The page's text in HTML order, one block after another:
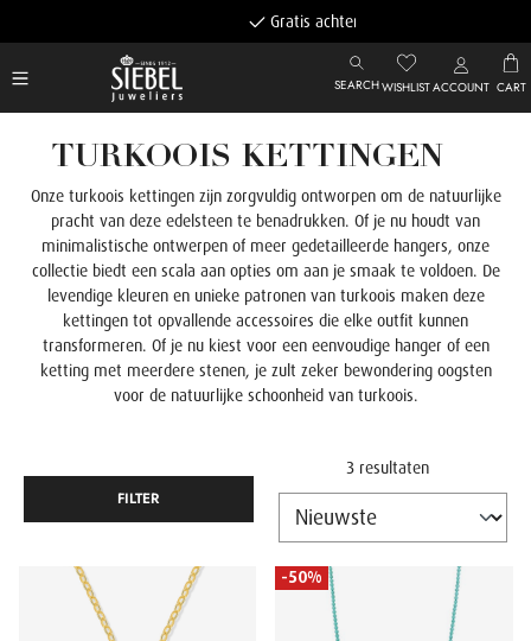
Gratis achteraf betalen
SEARCHWISHLISTACCOUNT CART
TURKOOIS KETTINGEN
Onze turkoois kettingen zijn zorgvuldig ontworpen om de natuurlijke
pracht van deze edelsteen te benadrukken. Of je nu houdt van
minimalistische ontwerpen of meer gedetailleerde hangers, onze
collectie biedt een scala aan opties om aan je smaak te voldoen. De
levendige kleuren en unieke patronen van turkoois maken deze
kettingen tot opvallende accessoires die elke outfit kunnen
transformeren. Of je nu kiest voor een eenvoudige hanger of een
ketting met meerdere stenen, je zult zeker bewondering oogsten
voor de natuurlijke schoonheid van turkoois.
FILTER
3 resultaten
-50%